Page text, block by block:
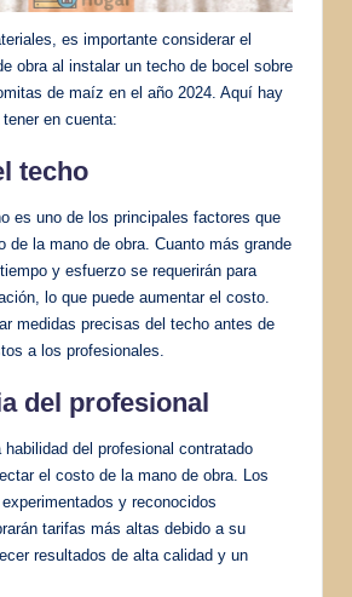
es importante considerar el
obra al instalar un techo de bocel sobre
de maíz en el año 2024. Aquí hay
en cuenta:
techo
es uno de los principales factores que
de la mano de obra. Cuanto más grande
y esfuerzo se requerirán para
lo que puede aumentar el costo.
medidas precisas del techo antes de
a los profesionales.
del profesional
del profesional contratado
el costo de la mano de obra. Los
y reconocidos
tarifas más altas debido a su
resultados de alta calidad y un